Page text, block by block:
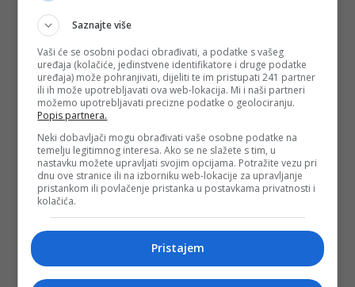
Saznajte više
Vaši će se osobni podaci obrađivati, a podatke s vašeg
uređaja (kolačiće, jedinstvene identifikatore i druge podatke
uređaja) može pohranjivati, dijeliti te im pristupati 241 partner
ili ih može upotrebljavati ova web-lokacija. Mi i naši partneri
možemo upotrebljavati precizne podatke o geolociranju.
Popis partnera.
Neki dobavljači mogu obrađivati vaše osobne podatke na
temelju legitimnog interesa. Ako se ne slažete s tim, u
nastavku možete upravljati svojim opcijama. Potražite vezu pri
dnu ove stranice ili na izborniku web-lokacije za upravljanje
pristankom ili povlačenje pristanka u postavkama privatnosti i
kolačića.
Pristajem